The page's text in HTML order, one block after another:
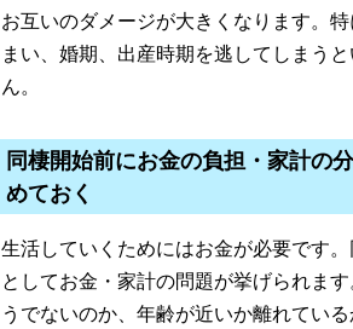
お互いのダメージが大きくなります。
まい、婚期、出産時期を逃してしまう
ん。
同棲開始前にお金の負担・家計の
めておく
生活していくためにはお金が必要です
としてお金・家計の問題が挙げられま
うでないのか、年齢が近いか離れてい